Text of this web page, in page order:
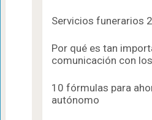
Servicios funerarios
Por qué es tan
comunicación con
10 fórmulas para
autónomo